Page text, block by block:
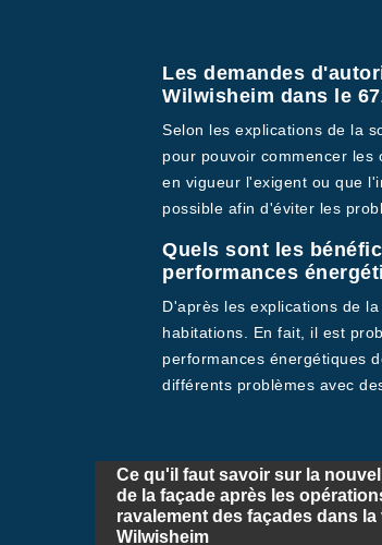
Les demandes
Wilwisheim dans le
Selon les explications de la
pour pouvoir commencer
en vigueur l'exigent ou que
possible afin d'éviter les
Quels sont les
performances
D'après les explications de
habitations. En fait, il est
performances énergétiques
différents problèmes avec
Ce qu'il faut savoir sur la
de la façade après les
ravalement des façades dans la
Wilwisheim